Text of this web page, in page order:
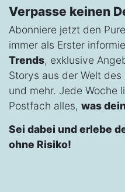
Verpasse keinen
Abonniere jetzt den
immer als Erster
Trends, exklusive
Storys aus der Welt
und mehr. Jede Woche
Postfach alles, was
Sei dabei und erlebe
ohne Risiko!